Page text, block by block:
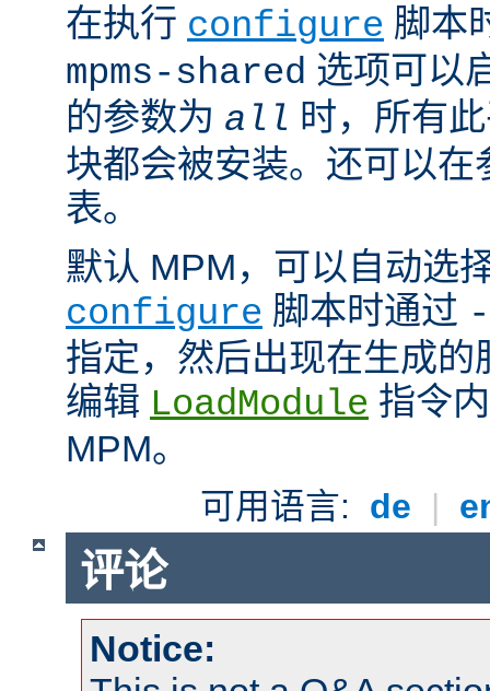
在执行 configure 脚本
mpms-shared 选项可以
的参数为 all 时，所有
块都会被安装。还可以在
表。
默认 MPM，可以自动选
configure 脚本时通过
指定，然后出现在生成
编辑 LoadModule 指令
MPM。
可用语言: de |
评论
Notice: